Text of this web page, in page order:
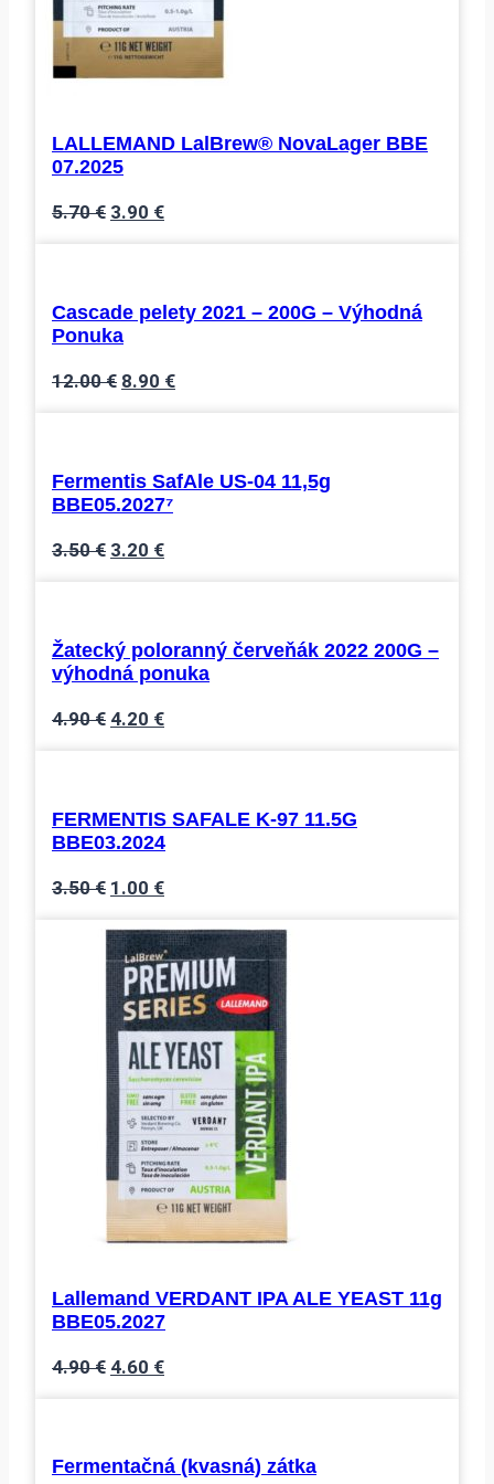
LALLEMAND LalBrew® NovaLager BBE
07.2025
5.70€ Pôvodná
5.70 €.
3.90 €Aktuálna
3.90 €.
Cascade pelety 2021 – 200G – Výhodná
Ponuka
12.00€ Pôvodná
12.00 €.
8.90 €Aktuálna
8.90 €.
Fermentis SafAle US-04 11,5g
BBE05.2027⁷
3.50€ Pôvodná
3.50 €.
3.20 €Aktuálna
Žatecký poloranný červeňák 2022 200G –
výhodná ponuka
4.90€ Pôvodná
4.20 €Aktuálna
FERMENTIS SAFALE K-97 11.5G
BBE03.2024
3.50€ Pôvodná
bola:
3.50 €.
1.00 €Aktuálna
je:
1.00 €.
Lallemand VERDANT IPA ALE YEAST 11g
BBE05.2027
4.90€ Pôvodná
4.90 €.
4.60 €Aktuálna
4.60 €.
Fermentačná (kvasná) zátka